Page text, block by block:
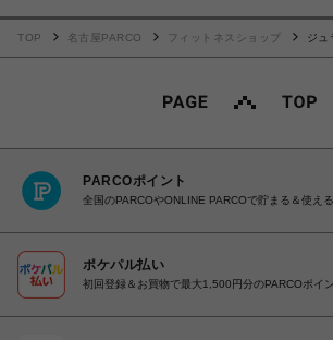
TOP 名古屋PARCO フィットネスショップ
ジュ
PARCOポイント
全国のPARCOやONLINE PARCOで貯まる＆使える
ポケパル払い
初回登録＆お買物で最大1,500円分のPARCOポイ